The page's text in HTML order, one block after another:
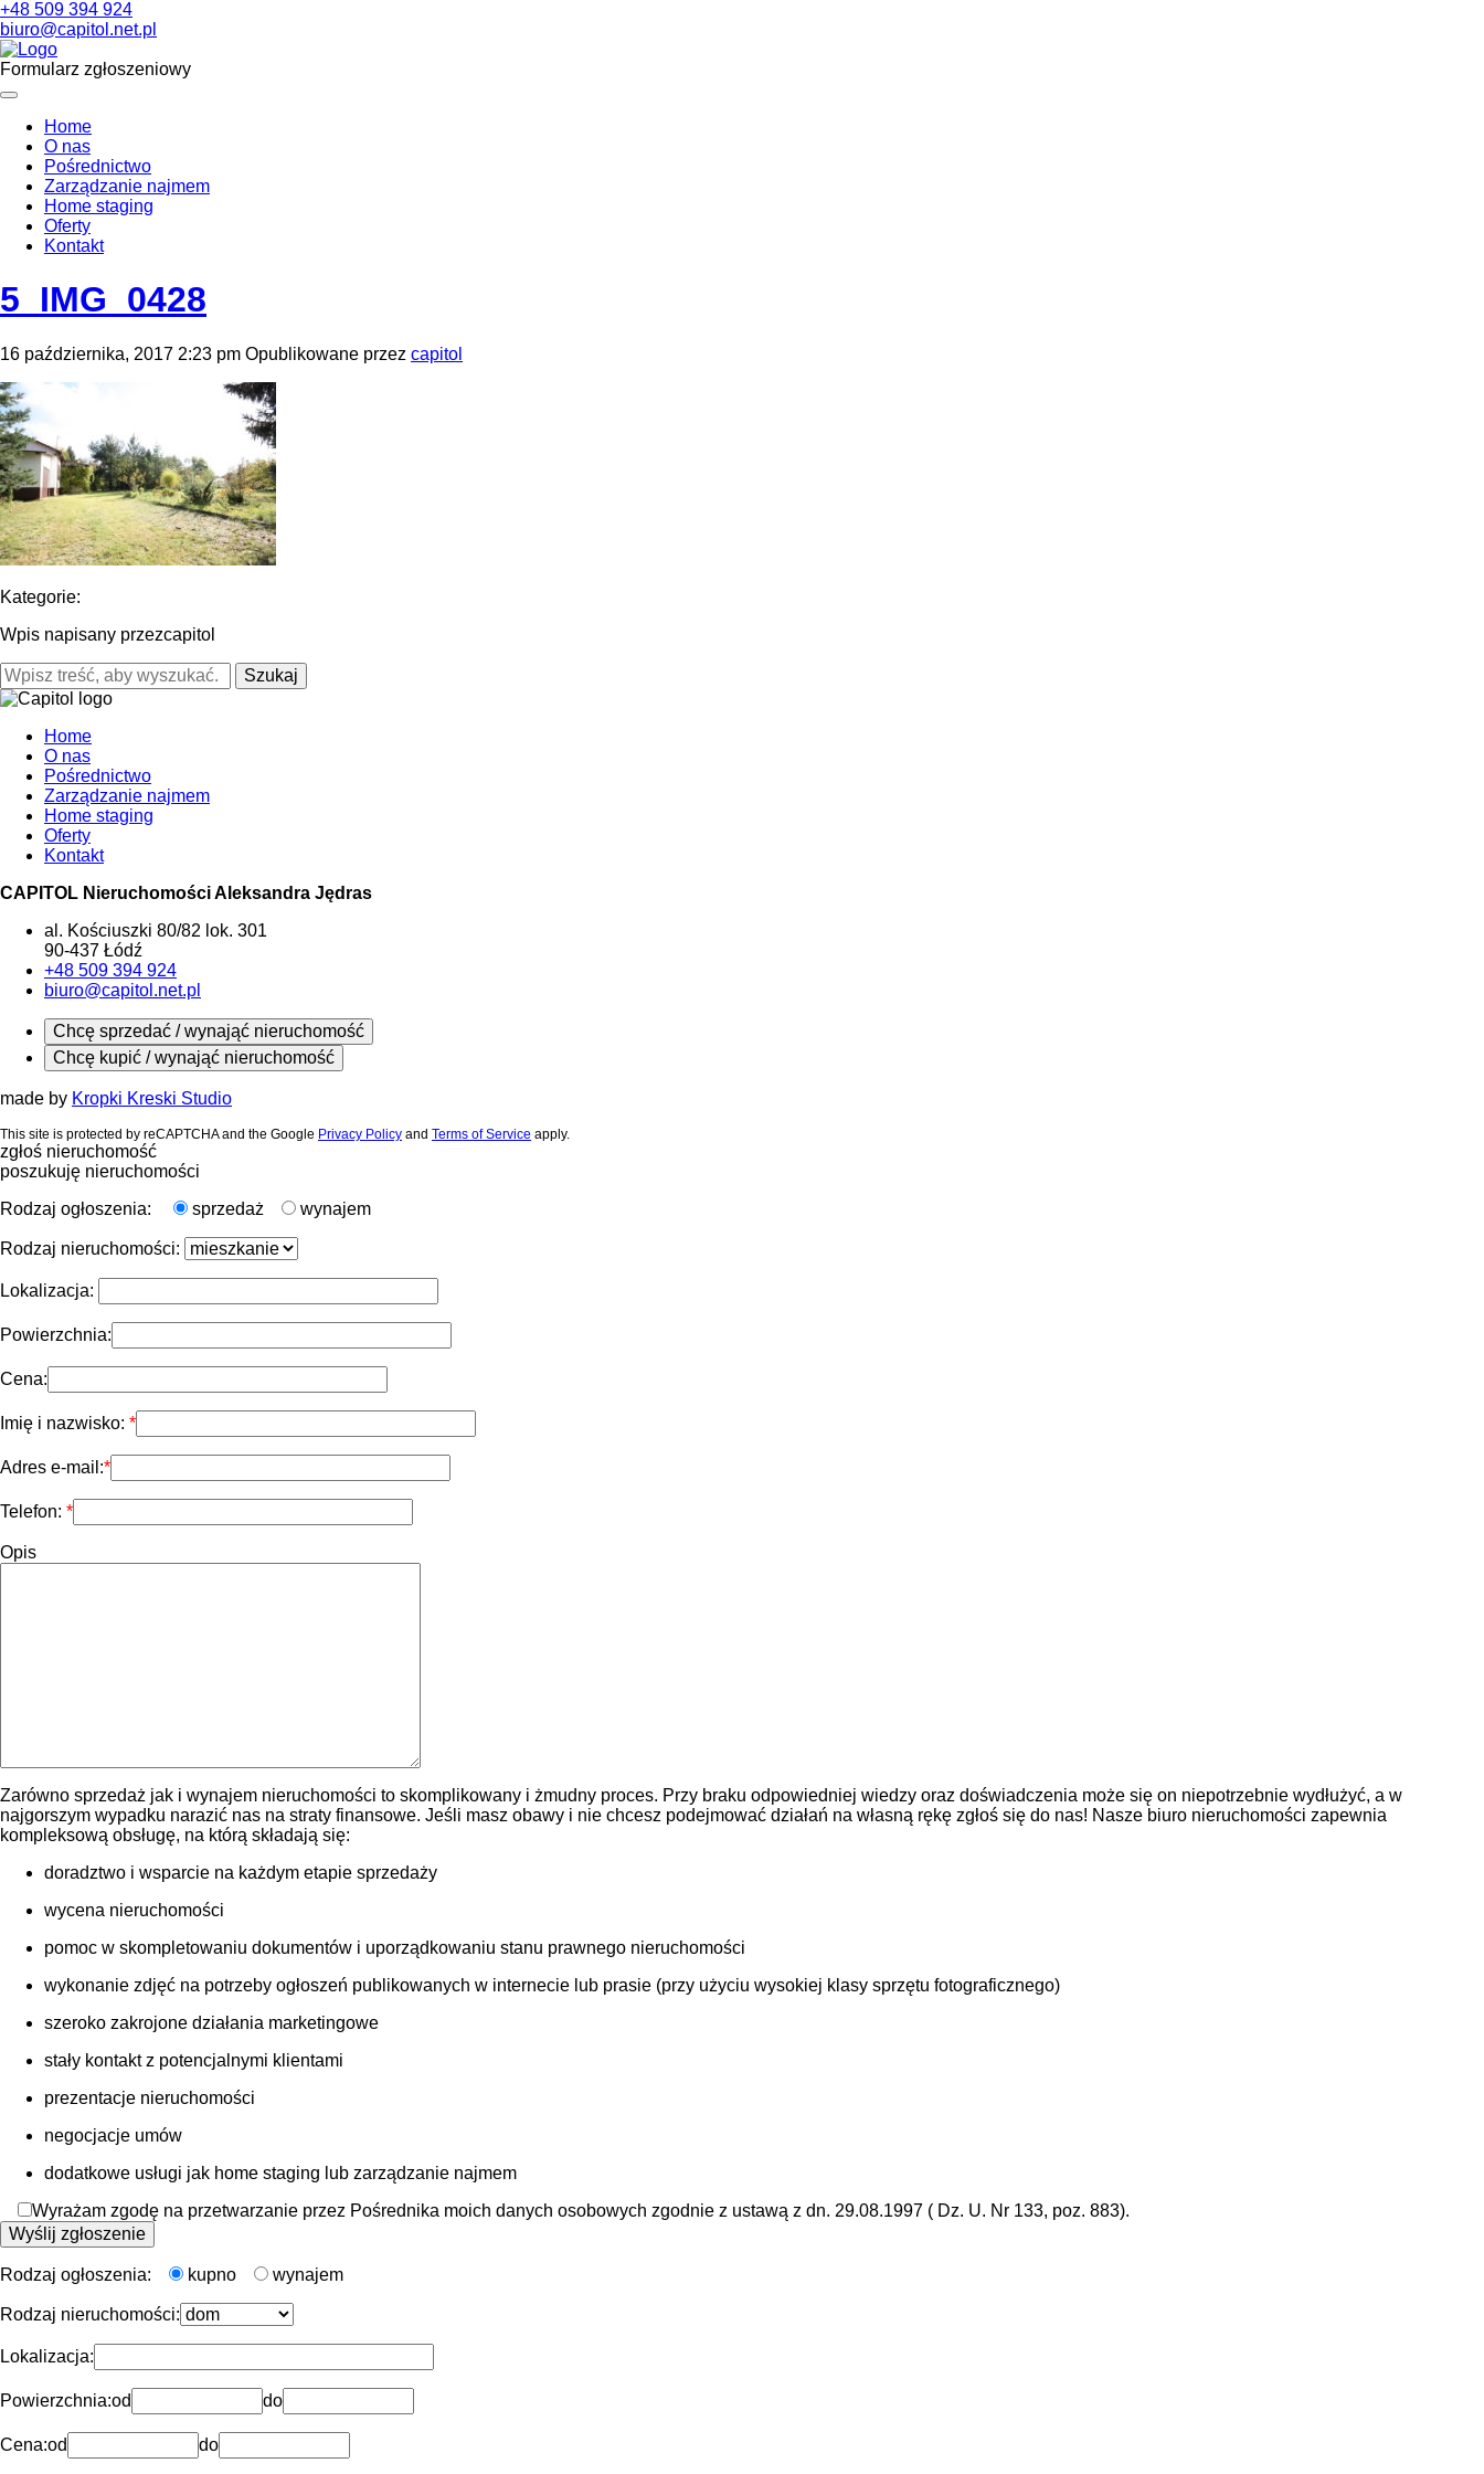
+48 509 394 924
biuro@capitol.net.pl
Formularz zgłoszeniowy
Home
O nas
Pośrednictwo
Zarządzanie najmem
Home staging
Oferty
Kontakt
5_IMG_0428
16 października, 2017 2:23 pm Opublikowane przez capitol
Kategorie:
Wpis napisany przezcapitol
Szukaj
Home
O nas
Pośrednictwo
Zarządzanie najmem
Home staging
Oferty
Kontakt
CAPITOL Nieruchomości Aleksandra Jędras
al. Kościuszki 80/82 lok. 301
90-437 Łódź
+48 509 394 924
biuro@capitol.net.pl
Chcę sprzedać / wynająć nieruchomość
Chcę kupić / wynająć nieruchomość
made by Kropki Kreski Studio
This site is protected by reCAPTCHA and the Google Privacy Policy and Terms of Service apply.
zgłoś nieruchomość
poszukuję nieruchomości
Rodzaj ogłoszenia:
sprzedaż wynajem
Rodzaj nieruchomości:
Lokalizacja:
Powierzchnia:
Cena:
Imię i nazwisko:
Adres e-mail:
Telefon:
Opis
Zarówno sprzedaż jak i wynajem nieruchomości to skomplikowany i żmudny proces. Przy braku odpowiedniej wiedzy oraz doświadczenia może się on niepotrzebnie wydłużyć, a w
najgorszym wypadku narazić nas na straty finansowe. Jeśli masz obawy i nie chcesz podejmować działań na własną rękę zgłoś się do nas! Nasze biuro nieruchomości zapewnia
kompleksową obsługę, na którą składają się:
doradztwo i wsparcie na każdym etapie sprzedaży
wycena nieruchomości
pomoc w skompletowaniu dokumentów i uporządkowaniu stanu prawnego nieruchomości
wykonanie zdjęć na potrzeby ogłoszeń publikowanych w internecie lub prasie (przy użyciu wysokiej klasy sprzętu fotograficznego)
szeroko zakrojone działania marketingowe
stały kontakt z potencjalnymi klientami
prezentacje nieruchomości
negocjacje umów
dodatkowe usługi jak home staging lub zarządzanie najmem
Wyrażam zgodę na przetwarzanie przez Pośrednika moich danych osobowych zgodnie z ustawą z dn. 29.08.1997 ( Dz. U. Nr 133, poz. 883).
Rodzaj ogłoszenia: kupno wynajem
Rodzaj nieruchomości:
Lokalizacja:
Powierzchnia:od do
Cena:od do